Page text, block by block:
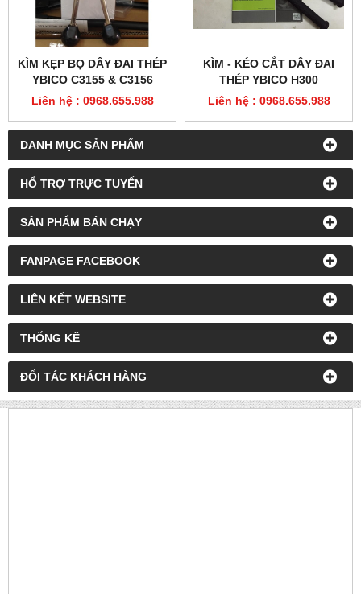
DANH MỤC SẢN PHẨM
HỔ TRỢ TRỰC TUYẾN
SẢN PHẨM BÁN CHẠY
FANPAGE FACEBOOK
LIÊN KẾT WEBSITE
THỐNG KÊ
ĐỐI TÁC KHÁCH HÀNG
KÌM KẸP BỌ DÂY ĐAI THÉP
YBICO C3155 & C3156
Liên hệ : 0968.655.988
KÌM - KÉO CẮT DÂY ĐAI
THÉP YBICO H300
Liên hệ : 0968.655.988